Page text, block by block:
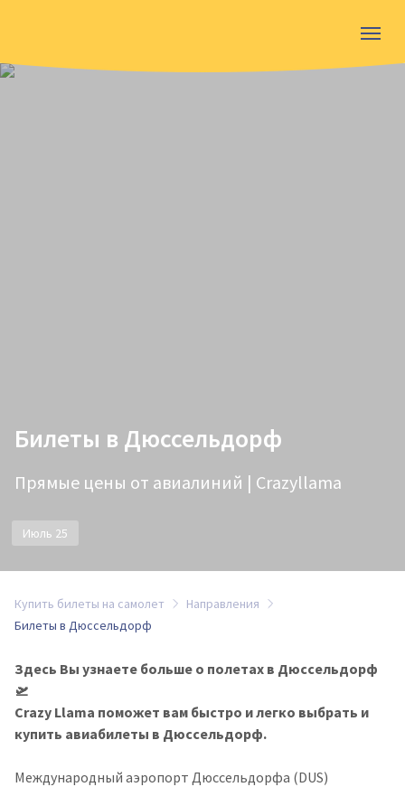
Билеты в Дюссельдорф
Прямые цены от авиалиний | Crazyllama
Июль 25
Купить билеты на самолет
Направления
Билеты в Дюссельдорф
Здесь Вы узнаете больше о полетах в Дюссельдорф
🛫
Crazy Llama поможет вам быстро и легко выбрать и
купить авиабилеты в Дюссельдорф.
Международный аэропорт Дюссельдорфа (DUS)